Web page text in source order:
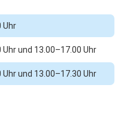
Uhr
Uhr und 13.00–17.00 Uhr
Uhr und 13.00–17.30 Uhr